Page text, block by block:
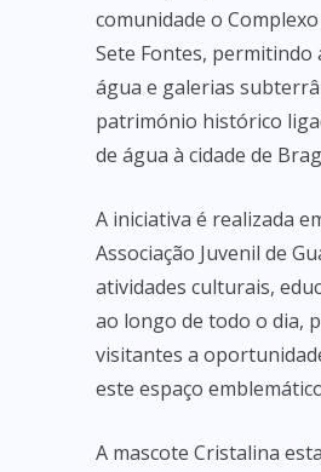
comunidade o
Sete Fontes, permitindo
água e galerias
património histórico
de água à cidade de
A iniciativa é realizada
Associação Juvenil de
atividades culturais,
ao longo de todo o dia,
visitantes a
este espaço
A mascote Cristalina